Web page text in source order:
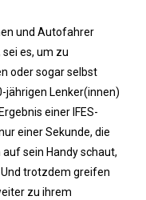
und Autofahrer
es, um zu
oder sogar selbst
jährigen Lenker(innen)
einer IFES-
einer Sekunde, die
sein Handy schaut,
trotzdem greifen
zu ihrem